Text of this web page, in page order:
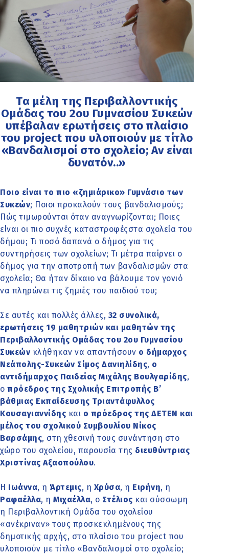
Τα μέλη της Περιβαλλοντικής
Ομάδας του 2ου Γυμνασίου Συκεών
υπέβαλαν ερωτήσεις στο πλαίσιο
του project που υλοποιούν με τίτλο
«Βανδαλισμοί στο σχολείο; Αν είναι
δυνατόν..»
Ποιο είναι το πιο «ζημιάρικο» Γυμνάσιο των
Συκεών; Ποιοι προκαλούν τους βανδαλισμούς;
Πώς τιμωρούνται όταν αναγνωρίζονται; Ποιες
είναι οι πιο συχνές καταστροφέςστα σχολεία του
δήμου; Τι ποσό δαπανά ο δήμος για τις
συντηρήσεις των σχολείων; Τι μέτρα παίρνει ο
δήμος για την αποτροπή των βανδαλισμών στα
σχολεία; Θα ήταν δίκαιο να βάλουμε τον γονιό
να πληρώνει τις ζημιές του παιδιού του;
Σε αυτές και πολλές άλλες, 32 συνολικά,
ερωτήσεις 19 μαθητριών και μαθητών της
Περιβαλλοντικής Ομάδας του 2ου Γυμνασίου
Συκεών κλήθηκαν να απαντήσουν ο δήμαρχος
Νεάπολης-Συκεών Σίμος Δανιηλίδης, ο
αντιδήμαρχος Παιδείας Μιχάλης Βουλγαρίδης,
ο πρόεδρος της Σχολικής Επιτροπής Β’
βάθμιας Εκπαίδευσης Τριαντάφυλλος
Κουσαγιαννίδης και ο πρόεδρος της ΔΕΤΕΝ και
μέλος του σχολικού Συμβουλίου Νίκος
Βαρσάμης, στη χθεσινή τους συνάντηση στο
χώρο του σχολείου, παρουσία της διευθύντριας
Χριστίνας Αξαοπούλου.
Η Ιωάννα, η Άρτεμις, η Χρύσα, η Ειρήνη, η
Ραφαέλλα, η Μιχαέλλα, ο Στέλιος και σύσσωμη
η Περιβαλλοντική Ομάδα του σχολείου
«ανέκριναν» τους προσκεκλημένους της
δημοτικής αρχής, στο πλαίσιο του project που
υλοποιούν με τίτλο «Βανδαλισμοί στο σχολείο;